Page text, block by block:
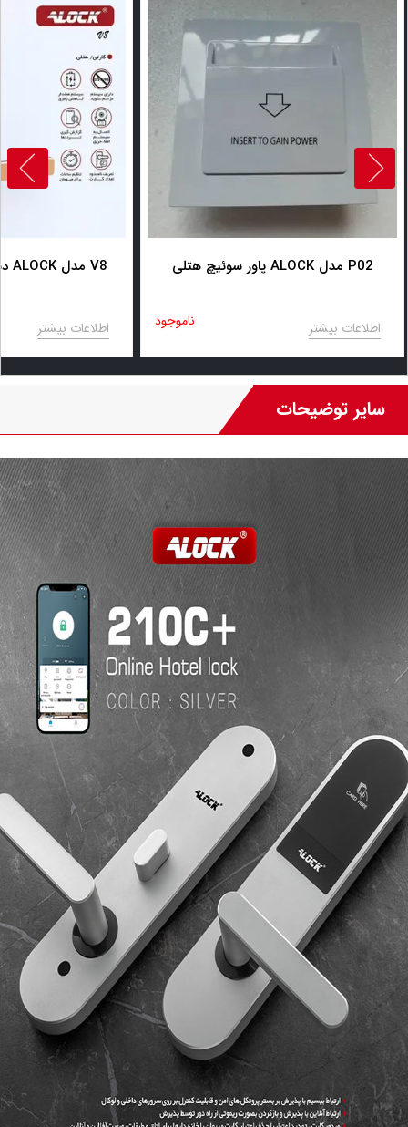
پاور سوئیچ هتلی ALOCK مدل P02
اطلاعات بیشتر ناموجود
دستگیره کارتی هتلی ALOCK مدل V8
اطلاعات بیشتر
سایر توضیحات